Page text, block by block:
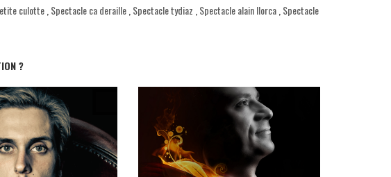
culotte Spectacle ca deraille Spectacle tydiaz Spectacle alain llorca Spectacle
?